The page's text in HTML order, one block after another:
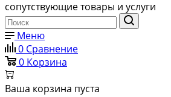
сопутствующие товары и услуги
Меню
0 Сравнение
0 Корзина
Ваша корзина пуста